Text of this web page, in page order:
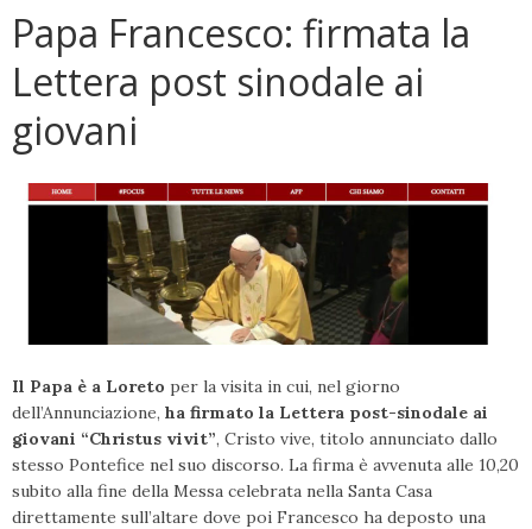
Papa Francesco: firmata la
Lettera post sinodale ai
giovani
Il Papa è a Loreto per la visita in cui, nel giorno
dell’Annunciazione, ha firmato la Lettera post-sinodale ai
giovani “Christus vivit”, Cristo vive, titolo annunciato dallo
stesso Pontefice nel suo discorso. La firma è avvenuta alle 10,20
subito alla fine della Messa celebrata nella Santa Casa
direttamente sull’altare dove poi Francesco ha deposto una